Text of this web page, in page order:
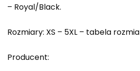
– Royal/Black.
Rozmiary: XS – 5XL – tabela
Producent: